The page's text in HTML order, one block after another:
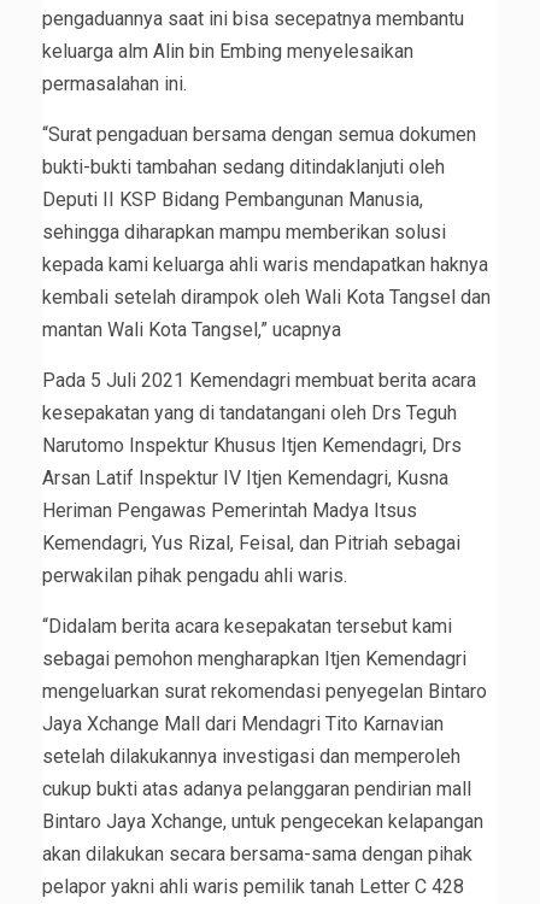
pengaduannya saat ini bisa secepatnya membantu
keluarga alm Alin bin Embing menyelesaikan
permasalahan ini.
“Surat pengaduan bersama dengan semua dokumen
bukti-bukti tambahan sedang ditindaklanjuti oleh
Deputi II KSP Bidang Pembangunan Manusia,
sehingga diharapkan mampu memberikan solusi
kepada kami keluarga ahli waris mendapatkan haknya
kembali setelah dirampok oleh Wali Kota Tangsel dan
mantan Wali Kota Tangsel,” ucapnya
Pada 5 Juli 2021 Kemendagri membuat berita acara
kesepakatan yang di tandatangani oleh Drs Teguh
Narutomo Inspektur Khusus Itjen Kemendagri, Drs
Arsan Latif Inspektur IV Itjen Kemendagri, Kusna
Heriman Pengawas Pemerintah Madya Itsus
Kemendagri, Yus Rizal, Feisal, dan Pitriah sebagai
perwakilan pihak pengadu ahli waris.
“Didalam berita acara kesepakatan tersebut kami
sebagai pemohon mengharapkan Itjen Kemendagri
mengeluarkan surat rekomendasi penyegelan Bintaro
Jaya Xchange Mall dari Mendagri Tito Karnavian
setelah dilakukannya investigasi dan memperoleh
cukup bukti atas adanya pelanggaran pendirian mall
Bintaro Jaya Xchange, untuk pengecekan kelapangan
akan dilakukan secara bersama-sama dengan pihak
pelapor yakni ahli waris pemilik tanah Letter C 428